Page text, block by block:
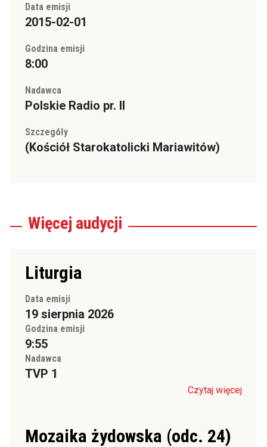
Data emisji
2015-02-01
Godzina emisji
8:00
Nadawca
Polskie Radio pr. II
Szczegóły
(Kościół Starokatolicki Mariawitów)
Więcej audycji
Liturgia
Data emisji
19 sierpnia 2026
Godzina emisji
9:55
Nadawca
TVP 1
Czytaj więcej
Mozaika żydowska (odc. 24)